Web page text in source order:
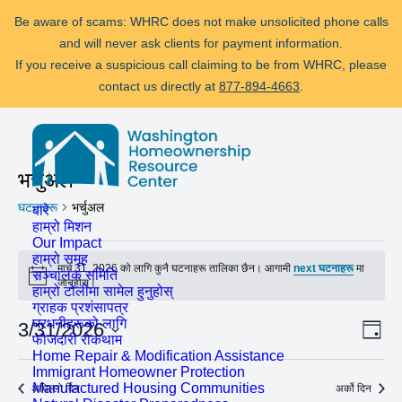
Be aware of scams: WHRC does not make unsolicited phone calls
and will never ask clients for payment information.
If you receive a suspicious call claiming to be from WHRC, please
contact us directly at 877-894-4663
फौजदारी सामना गर्दै?मद्दत उपलब्ध छ! कल गर्नुहोस्
us.
Be aware of scams: WHRC does not make unsolicited phone calls
and will never ask clients for payment information.
If you receive a suspicious call claiming to be from WHRC, please
बारे
हाम्रो मिशन
Our Impact
हाम्रो समूह
सञ्चालक समिति
हाम्रो टोलीमा सामेल हुनुहोस्
ग्राहक प्रशंसापत्र
घरधनीहरूको लागि
फौजदारी रोकथाम
Home Repair & Modification Assistance
Immigrant Homeowner Protection
Manufactured Housing Communities
भर्चुअल
घटनाहरू भर्चुअल
घटनाहरू
for
मार्च
31,
2026
Notice
मार्च 31, 2026 को लागि कुनै घटनाहरू तालिका छैन। आगामी next घटनाहरूमा
जानुहोस्।
दृश्य
दृश्य
दिन
3/31/2026
मिति
चयन
गर्नुहोस्।
अघिल्लो दिन अर्को दिन